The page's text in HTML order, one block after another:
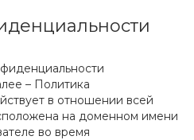
– Политика
в отношении всей
на доменном имени
во время